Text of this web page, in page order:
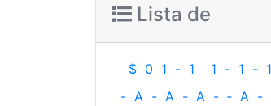
Lista de
$ 0 1 - 1 1 - 1 - 1
- A - A - A - ‐ A -